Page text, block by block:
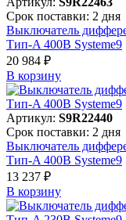
Срок поставки: 2 дня
Выключатель
Тип-A 400В Systeme9
20 984 ₽
В корзинy
Артикул: S9R22440
Срок поставки: 2 дня
Выключатель
Тип-A 400В Systeme9
13 237 ₽
В корзинy